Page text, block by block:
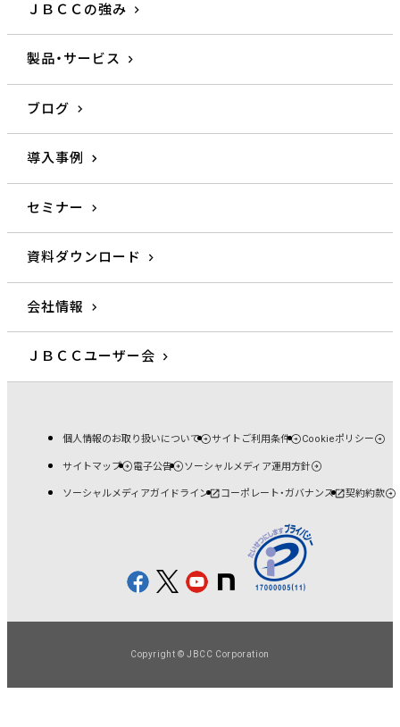
ＪＢＣＣの強み
製品・サービス
ブログ
導入事例
セミナー
資料ダウンロード
会社情報
ＪＢＣＣユーザー会
個人情報のお取り扱いについて サイトご利用条件 Cookieポリシー
サイトマップ 電子公告 ソーシャルメディア運用方針
ソーシャルメディアガイドライン コーポレート・ガバナンス 契約約款
Copyright © JBCC Corporation